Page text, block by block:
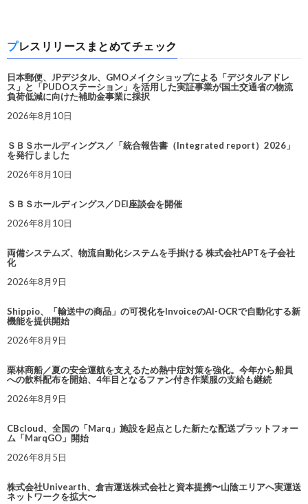
プレスリリースまとめてチェック
日本郵便、JPデジタル、GMOメイクショップによる「デジタルアドレ
ス」と「PUDOステーション」を活用した実証事業が国土交通省の物流
負荷低減に向けた補助金事業に採択
2026年8月10日
ＳＢＳホールディングス／「統合報告書（Integrated report）2026」
を発行しました
2026年8月10日
ＳＢＳホールディングス／DEI座談会を開催
2026年8月10日
両備システムズ、物流自動化システムを手掛ける 株式会社APTを子会社
化
2026年8月9日
Shippio、「輸送中の商品」の可視化をInvoiceのAI-OCRで自動化する新
機能を提供開始
2026年8月9日
栗林商船／夏の安全運航を支えるため熱中症対策を強化。今年から船員
への飲料配布を開始、4年目となるファン付き作業服の支給も継続
2026年8月9日
CBcloud、全国の「Marq」施設を起点とした新たな配送プラットフォー
ム「MarqGO」開始
2026年8月5日
株式会社Univearth、倉吉運送株式会社と資本提携〜山陰エリアへ実運送
ネットワークを拡大〜